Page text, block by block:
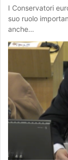
I Conservatori
suo ruolo
anche…